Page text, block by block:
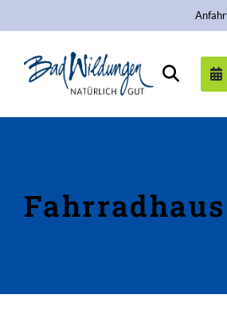
Stadt Bad
Suchen